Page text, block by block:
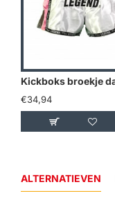
€34,94
ALTERNATIEVEN